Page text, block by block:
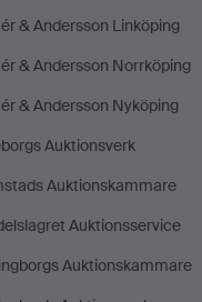
& Andersson Linköping
& Andersson Norrköping
& Andersson Nyköping
Auktionsverk
Auktionskammare
Auktionsservice
Auktionskammare